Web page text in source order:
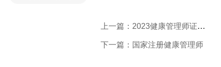
上一篇：2023健康管理师证书最新报名政策
下一篇：国家注册健康管理师